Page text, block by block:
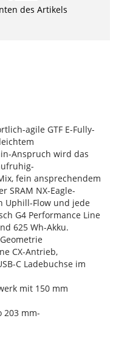
des Artikels
agile GTF E-Fully-
Anspruch wird das
fein ansprechendem
SRAM NX-Eagle-
Uphill-Flow und jede
G4 Performance Line
625 Wh-Akku.
CX-Antrieb,
C Ladebuchse im
mit 150 mm
203 mm-